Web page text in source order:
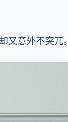
又意外不突兀。